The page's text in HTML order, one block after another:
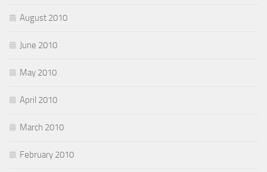
August 2010
June 2010
May 2010
April 2010
March 2010
February 2010